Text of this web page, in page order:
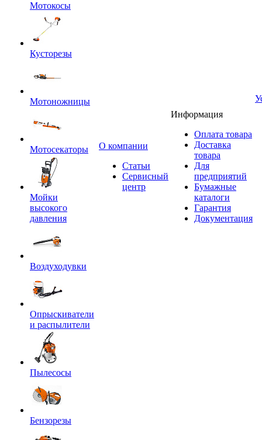
Мотокосы
Кусторезы
Мотоножницы
Мотосекаторы
Мойки
высокого
давления
Воздуходувки
Опрыскиватели
и распылители
Пылесосы
Бензорезы
O компании
Статьи
Сервисный
центр
Информация
Оплата товара
Доставка
товара
Для
предприятий
Бумажные
каталоги
Гарантия
Документация